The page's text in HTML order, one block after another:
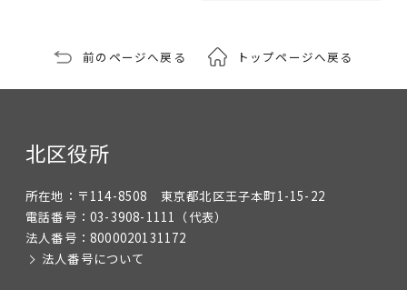
前のページへ戻る トップページへ戻る
北区役所
所在地： 〒114-8508 東京都北区王子本町1-15-22
電話番号： 03-3908-1111 （代表）
法人番号： 8000020131172
法人番号について